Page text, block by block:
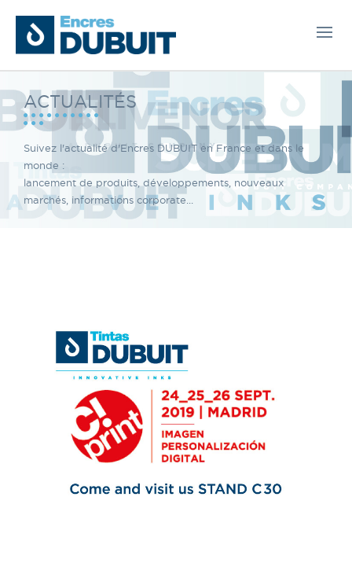
ACTUALITÉS
Suivez l'actualité d'Encres DUBUIT en France et dans le
monde :
lancement de produits, développements, nouveaux
marchés, informations corporate...